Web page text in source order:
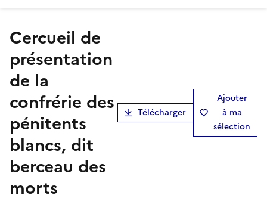
cercueil de
présentation
de la
confrérie des
pénitents
blancs, dit
berceau des
morts
Télécharger
Ajouter
à ma
sélection